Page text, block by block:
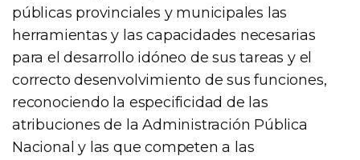
públicas provinciales y municipales las
herramientas y las capacidades necesarias
para el desarrollo idóneo de sus tareas y el
correcto desenvolvimiento de sus funciones,
reconociendo la especificidad de las
atribuciones de la Administración Pública
Nacional y las que competen a las